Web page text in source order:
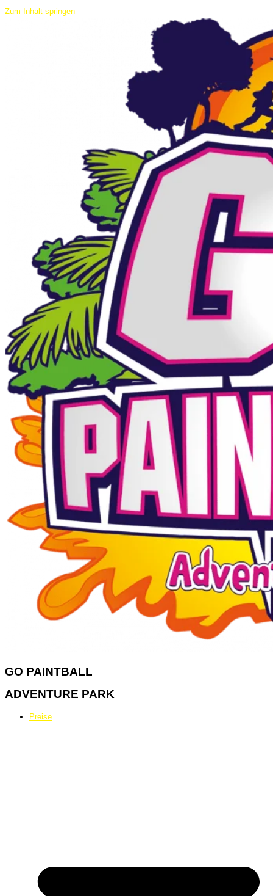
Zum Inhalt springen
GO PAINTBALL
ADVENTURE PARK
Preise